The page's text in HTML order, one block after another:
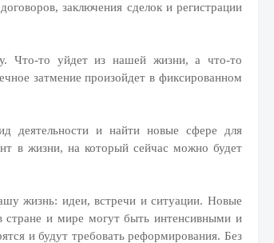
заключения сделок и регистрации
Что-то уйдет из нашей жизни, а что-то
затмение произойдет в фиксированном
деятельности и найти новые сфере для
в жизни, на который сейчас можно будет
жизнь: идеи, встречи и ситуации. Новые
стране и мире могут быть интенсивными и
и будут требовать реформирования. Без